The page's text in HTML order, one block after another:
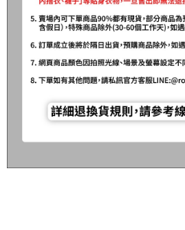
５．嚴禁一人註冊多個帳號或使用他人資訊註
恩沛科技股份有限公司將有權停止該用戶之
計)，訂單才得以成立**)